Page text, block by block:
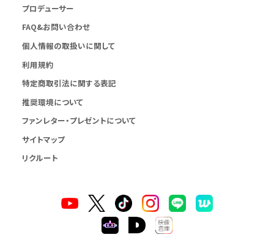
プロデューサー
FAQ&お問い合わせ
個人情報の取扱いに関して
利用規約
特定商取引法に関する表記
推奨環境について
ファンレター・プレゼントについて
サイトマップ
リクルート